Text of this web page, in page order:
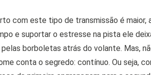
com este tipo de transmissão é maior,
e suportar o estresse na pista ele
borboletas atrás do volante. Mas,
conta o segredo: contínuo. Ou seja,